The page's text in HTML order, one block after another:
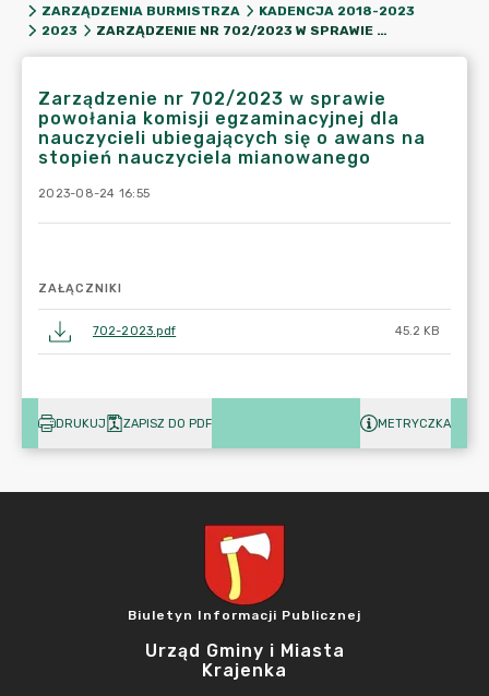
ZARZĄDZENIA BURMISTRZA
KADENCJA 2018-2023
2023
ZARZĄDZENIE NR 702/2023 W SPRAWIE POWOŁANIA KOMISJI EGZAMINACYJNEJ DLA NAUCZYCIELI UBIEGAJĄCYCH SIĘ O AWANS NA STOPIEŃ NAUCZYCIELA MIANOWANEGO
Zarządzenie nr 702/2023 w sprawie
powołania komisji egzaminacyjnej dla
nauczycieli ubiegających się o awans na
stopień nauczyciela mianowanego
2023-08-24 16:55
ZAŁĄCZNIKI
702-2023.pdf 45.2 KB
DRUKUJ ZAPISZ DO PDF METRYCZKA
Biuletyn Informacji Publicznej
Urząd Gminy i Miasta
Krajenka